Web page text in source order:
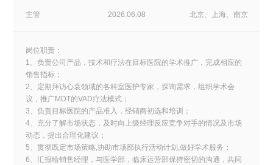
主管 2026.06.08 北京、上海、南京
岗位职责：
1、负责公司产品，技术和疗法在目标医院的学术推广，完成相应的
销售指标；
2、定期拜访心衰领域的各科室医护专家，探询需求，组织学术会
议，推广MDT的VAD疗法模式；
3、负责目标医院的产品准入，经销商初选和培训；
4、充分了解市场状态，及时向上级经理反应竞争对手的情况及市场
动态，提出合理化建议；
5、贯彻既定市场策略,协助市场部执行活动计划,做好学术服务；
6、汇报给销售经理，与医学部，临床运营部保持密切的沟通，共同